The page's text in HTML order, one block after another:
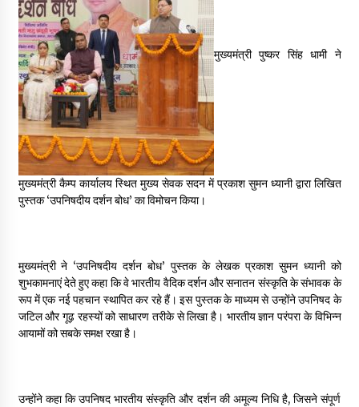
May 16, 2022
Thought Of The Day 14 May
May 14, 2022
Thought Of The Day 13 May
May 13, 2022
Thought Of The Day 12 May
Thought Of The Day 11 May
May 11, 2022
मुख्यमंत्री पुष्कर सिंह धामी ने
मुख्यमंत्री कैम्प कार्यालय स्थित मुख्य सेवक सदन में प्रकाश सुमन ध्यानी द्वारा लिखित
पुस्तक ‘उपनिषदीय दर्शन बोध’ का विमोचन किया।
मुख्यमंत्री ने ‘उपनिषदीय दर्शन बोध’ पुस्तक के लेखक प्रकाश सुमन ध्यानी को
शुभकामनाएं देते हुए कहा कि वे भारतीय वैदिक दर्शन और सनातन संस्कृति के संभावक के
रूप में एक नई पहचान स्थापित कर रहे हैं। इस पुस्तक के माध्यम से उन्होंने उपनिषद के
जटिल और गूढ़ रहस्यों को साधारण तरीके से लिखा है। भारतीय ज्ञान परंपरा के विभिन्न
आयामों को सबके समक्ष रखा है।
उन्होंने कहा कि उपनिषद भारतीय संस्कृति और दर्शन की अमूल्य निधि है, जिसने संपूर्ण